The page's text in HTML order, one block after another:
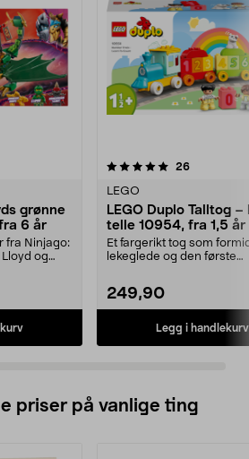
grønne
6 år
fra Ninjago:
og
26
LEGO
LEGO Duplo Talltog
telle 10954, fra 1,5 år
Et fargerikt tog som
lekeglede og den første
249,90
Legg i handlekurv
4.5 av 5 stjerner
priser på vanlige ting